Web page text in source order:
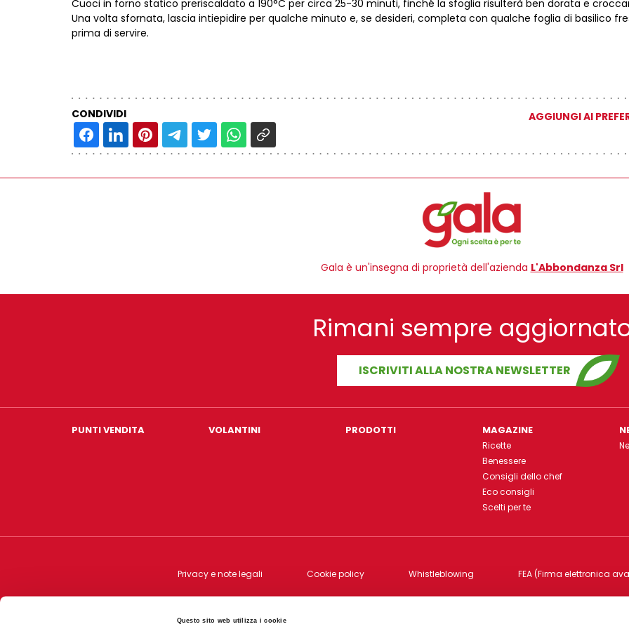
Questo sito web utilizza i cookie
Cuoci in forno statico preriscaldato a 190°C per circa 25-30 minuti, finché la sfoglia risulterà ben dorata e
Una volta sfornata, lascia intiepidire per qualche minuto e, se desideri, completa con qualche foglia di basilico
prima di servire.
CONDIVIDI AGGIUNGI AI
Gala è un'insegna di proprietà dell'azienda L'Abbondanza Srl
Rimani sempre
ISCRIVITI ALLA NOSTRA NEWSLETTER
PUNTI VENDITA VOLANTINI PRODOTTI MAGAZINE
Ricette
Benessere
Consigli dello chef
Eco consigli
Scelti per te
Privacy e note legali Cookie policy Whistleblowing FEA (Firma elettronica